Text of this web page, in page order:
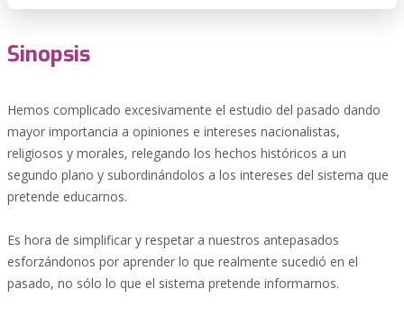
Sinopsis
Hemos complicado excesivamente el estudio del pasado dando
mayor importancia a opiniones e intereses nacionalistas,
religiosos y morales, relegando los hechos históricos a un
segundo plano y subordinándolos a los intereses del sistema que
pretende educarnos.
Es hora de simplificar y respetar a nuestros antepasados
esforzándonos por aprender lo que realmente sucedió en el
pasado, no sólo lo que el sistema pretende informarnos.